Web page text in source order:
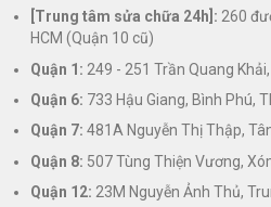
[Trung tâm sửa chữa 24h]: 260
HCM (Quận 10 cũ)
Quận 1: 249 - 251 Trần Quang
Quận 6: 733 Hậu Giang, Bình Phú,
Quận 7: 481A Nguyễn Thị Thập,
Quận 8: 507 Tùng Thiện Vương,
Quận 12: 23M Nguyễn Ảnh Thủ,